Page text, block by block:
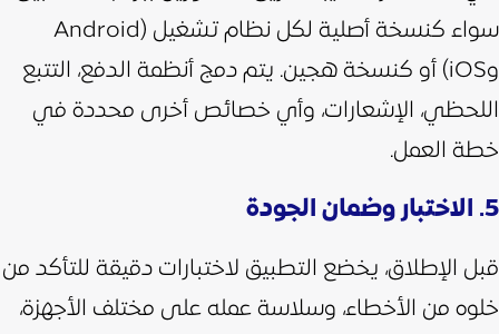
سواء كنسخة أصلية لكل نظام تشغيل (Android
وiOS) أو كنسخة هجين. يتم دمج أنظمة الدفع، التتبع
اللحظي، الإشعارات، وأي خصائص أخرى محددة في
خطة العمل.
5. الاختبار وضمان الجودة
قبل الإطلاق، يخضع التطبيق لاختبارات دقيقة للتأكد من
خلوه من الأخطاء، وسلاسة عمله على مختلف الأجهزة،